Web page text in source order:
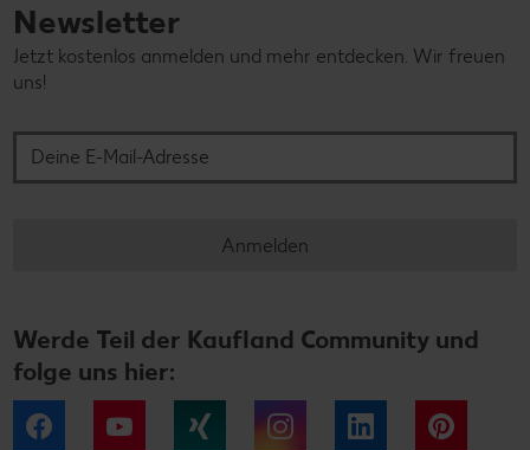
Newsletter
Jetzt kostenlos anmelden und mehr entdecken. Wir freuen
uns!
Anmelden
Werde Teil der Kaufland Community und
folge uns hier:
Facebook YouTube Instagram LinkedIn